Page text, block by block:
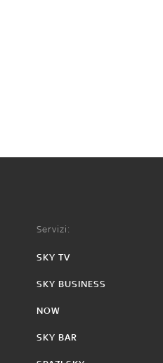
Servizi:
SKY TV
SKY BUSINESS
NOW
SKY BAR